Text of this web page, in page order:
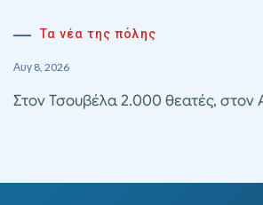
Τα νέα της πόλης
Αυγ 8, 2026
Στον Τσουβέλα 2.000 θεατές, στον